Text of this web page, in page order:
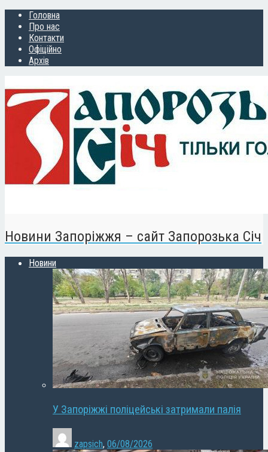
Головна
Про нас
Контакти
Офіційно
Архів
Новини Запоріжжя – сайт Запорозька Січ
Новини
У Запоріжжі поліцейські затримали палія
zapsich, 06/08/2026